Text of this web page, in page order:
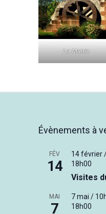
La Mairie
Évènements à
FÉV
14
14 février
18h00
Visites
MAI
7
7 mai /
18h00